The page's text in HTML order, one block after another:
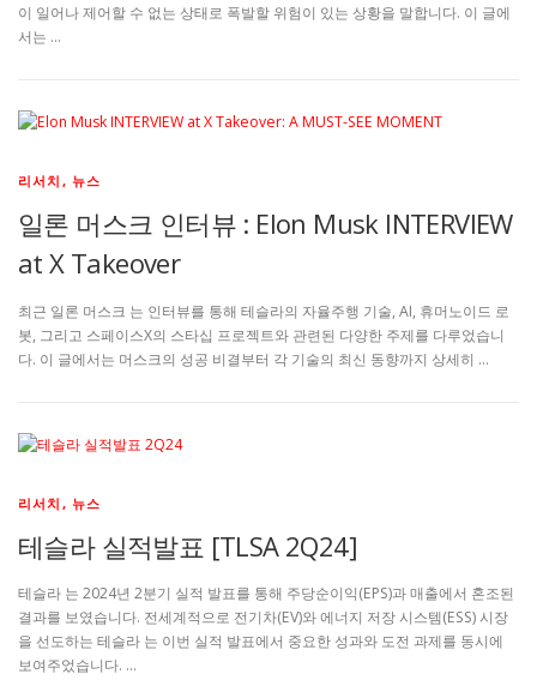
이 일어나 제어할 수 없는 상태로 폭발할 위험이 있는 상황을 말합니다. 이 글에
서는 …
리서치, 뉴스
일론 머스크 인터뷰 : Elon Musk INTERVIEW
at X Takeover
최근 일론 머스크 는 인터뷰를 통해 테슬라의 자율주행 기술, AI, 휴머노이드 로
봇, 그리고 스페이스X의 스타십 프로젝트와 관련된 다양한 주제를 다루었습니
다. 이 글에서는 머스크의 성공 비결부터 각 기술의 최신 동향까지 상세히 …
리서치, 뉴스
테슬라 실적발표 [TLSA 2Q24]
테슬라 는 2024년 2분기 실적 발표를 통해 주당순이익(EPS)과 매출에서 혼조된
결과를 보였습니다. 전세계적으로 전기차(EV)와 에너지 저장 시스템(ESS) 시장
을 선도하는 테슬라 는 이번 실적 발표에서 중요한 성과와 도전 과제를 동시에
보여주었습니다. …